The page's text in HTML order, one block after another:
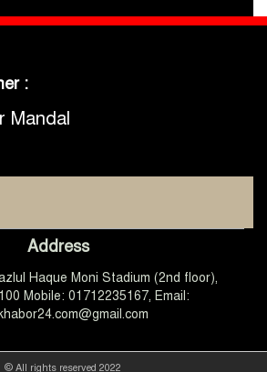
গোবিপ্রবিতে জুলাই গণঅভ্যুত্থান দিবস
উদযাপন
মুকসুদপুরে প্রায় দুই লাখ টাকার
নিষিদ্ধ চায়না দুয়ারী জাল জব্দ, আগুনে
ধ্বংস
মুকসুদপুরে ‘রক্তাক্ত জুলাই’ শীর্ষক
গণতান্ত্রিক ও আধুনিক বাংলাদেশ
গড়তে সবাইকে কাজ করতে হবে
-এমপি ডা. কে এম বাবর
গোপালগঞ্জে আটাবোঝাই ট্রাক
:
Mandal
Address
Haque Moni Stadium (2nd floor),
Mobile: 01712235167, Email:
© All rights reserved 2022